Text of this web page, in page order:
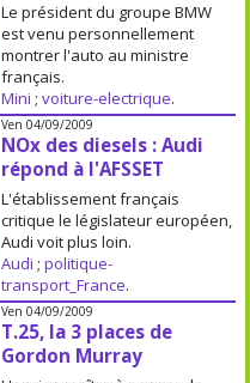
Le président du groupe BMW
est venu personnellement
montrer l'auto au ministre
français.
Mini ; voiture-electrique.
Ven 04/09/2009
NOx des diesels : Audi
répond à l'AFSSET
L'établissement français
critique le législateur européen,
Audi voit plus loin.
Audi ; politique-
transport_France.
Ven 04/09/2009
T.25, la 3 places de
Gordon Murray